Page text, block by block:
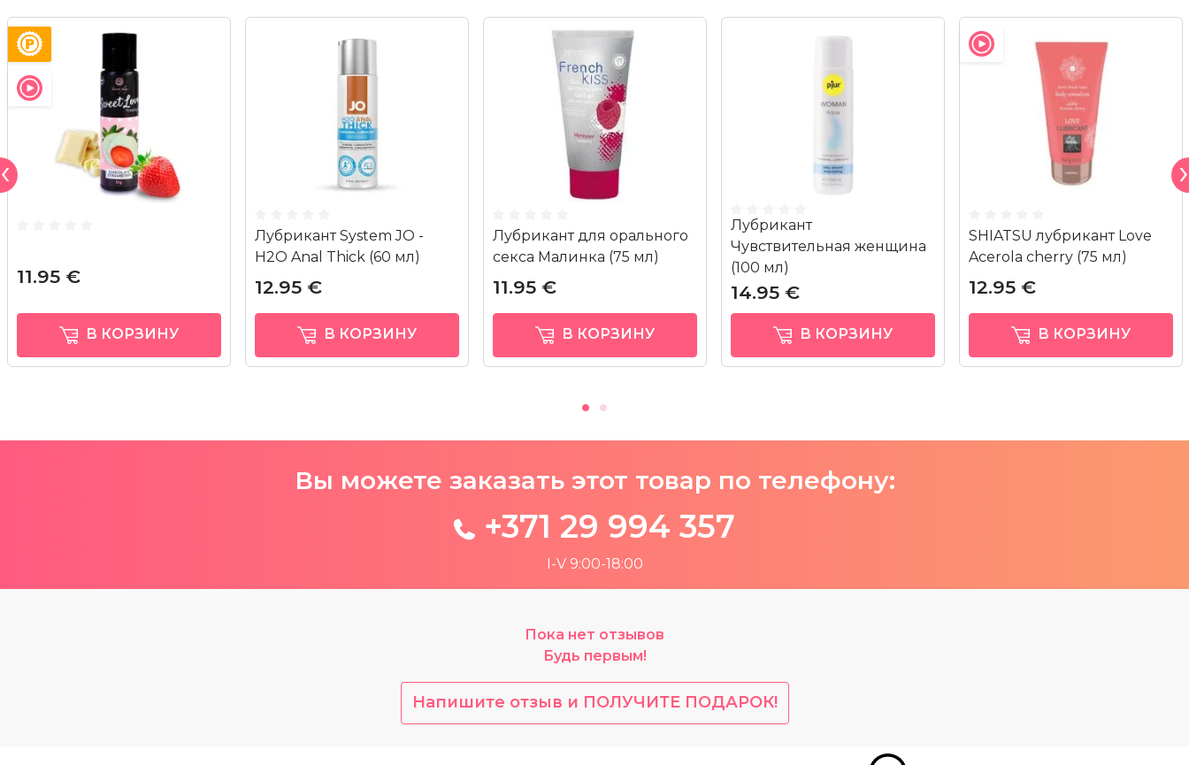
11.95 €
В КОРЗИНУ
Лубрикант System JO -
H2O Anal Thick (60 мл)
12.95 €
В КОРЗИНУ
Лубрикант для орального
секса Малинка (75 мл)
11.95 €
В КОРЗИНУ
Лубрикант
Чувствительная женщина
(100 мл)
14.95 €
В КОРЗИНУ
SHIATSU лубрикант Love
Acerola cherry (75 мл)
12.95 €
В КОРЗИНУ
Вы можете заказать этот товар по телефону:
+371 29 994 357
I-V 9:00-18:00
Пока нет отзывов
Будь первым!
Напишите отзыв и ПОЛУЧИТЕ ПОДАРОК!